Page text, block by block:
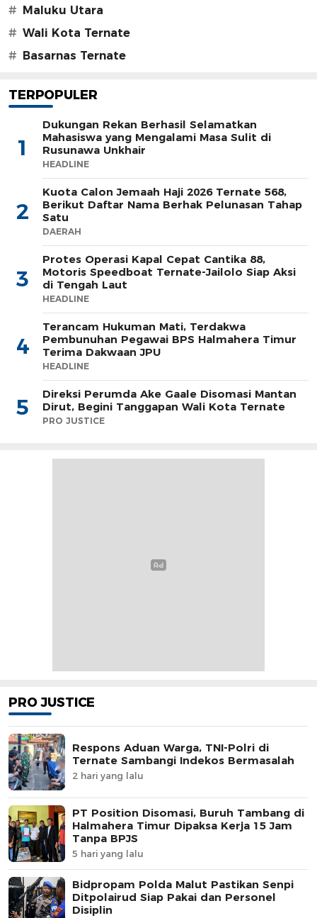
# Maluku Utara
# Wali Kota Ternate
# Basarnas Ternate
TERPOPULER
1
Dukungan Rekan Berhasil Selamatkan
Mahasiswa yang Mengalami Masa Sulit di
Rusunawa Unkhair
HEADLINE
2
Kuota Calon Jemaah Haji 2026 Ternate 568,
Berikut Daftar Nama Berhak Pelunasan Tahap
Satu
DAERAH
3
Protes Operasi Kapal Cepat Cantika 88,
Motoris Speedboat Ternate-Jailolo Siap Aksi
di Tengah Laut
HEADLINE
4
Terancam Hukuman Mati, Terdakwa
Pembunuhan Pegawai BPS Halmahera Timur
Terima Dakwaan JPU
HEADLINE
5
Direksi Perumda Ake Gaale Disomasi Mantan
Dirut, Begini Tanggapan Wali Kota Ternate
PRO JUSTICE
PRO JUSTICE
Respons Aduan Warga, TNI-Polri di
Ternate Sambangi Indekos Bermasalah
2 hari yang lalu
PT Position Disomasi, Buruh Tambang di
Halmahera Timur Dipaksa Kerja 15 Jam
Tanpa BPJS
5 hari yang lalu
Bidpropam Polda Malut Pastikan Senpi
Ditpolairud Siap Pakai dan Personel
Disiplin